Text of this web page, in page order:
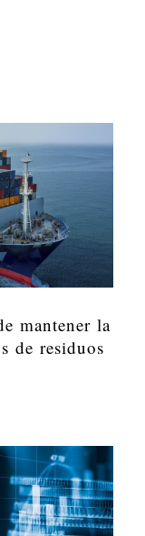
mantener la
de residuos